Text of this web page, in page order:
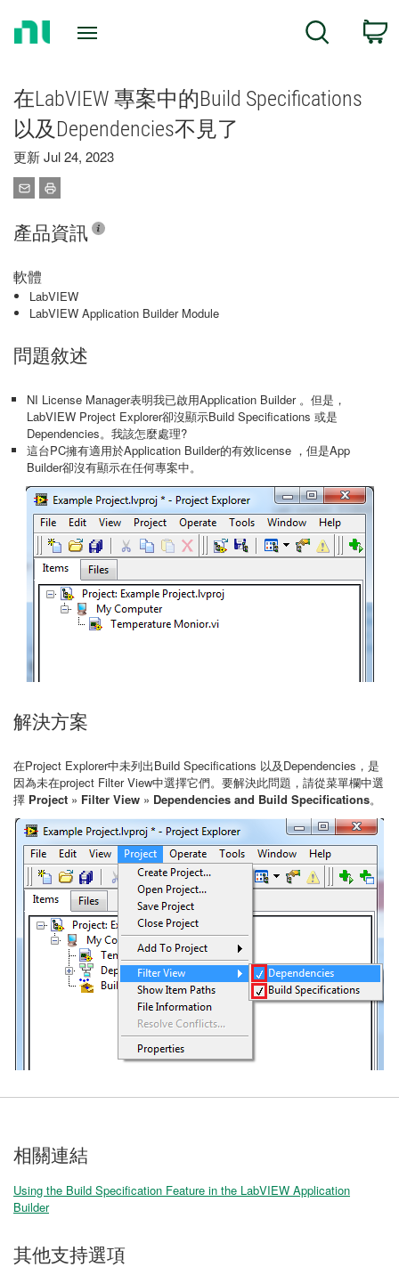
Search
在LabVIEW 專案中的Build Specifications
以及Dependencies不見了
更新 Jul 24, 2023
產品資訊
軟體
LabVIEW
LabVIEW Application Builder Module
問題敘述
NI License Manager表明我已啟用Application Builder 。但是，
LabVIEW Project Explorer卻沒顯示Build Specifications 或是
Dependencies。我該怎麼處理?
這台PC擁有適用於Application Builder的有效license ，但是App
Builder卻沒有顯示在任何專案中。
解決方案
在Project Explorer中未列出Build Specifications 以及Dependencies，是
因為未在project Filter View中選擇它們。要解決此問題，請從菜單欄中選
擇 Project » Filter View » Dependencies and Build Specifications。
相關連結
Using the Build Specification Feature in the LabVIEW Application
Builder
其他支持選項